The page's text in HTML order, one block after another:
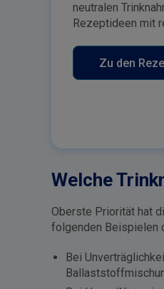
neutralen
Rezeptideen mit
Zu den
Welche
Oberste Priorität hat
folgenden Beispielen
Bei